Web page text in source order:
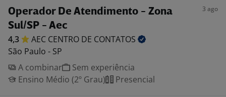
Operador De Atendimento - Zona
Sul/SP - Aec
3 ago
4,3 AEC CENTRO DE CONTATOS
São Paulo - SP
A combinar
Sem experiência
Ensino Médio (2º Grau)
Presencial